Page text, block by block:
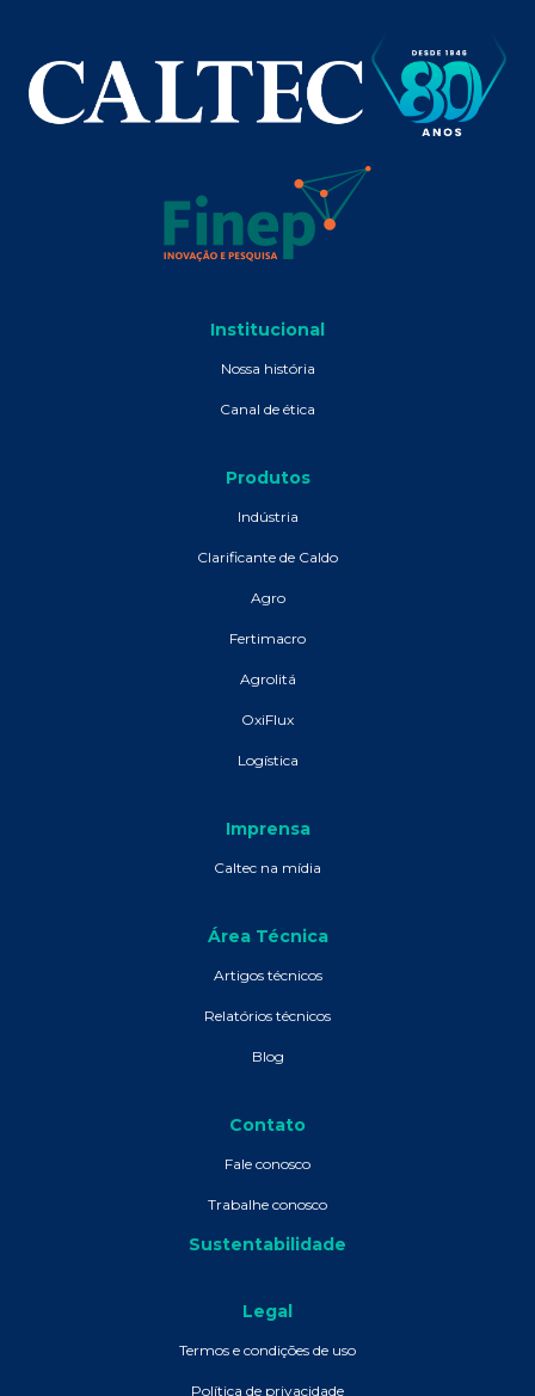
Institucional
Nossa história
Canal de ética
Produtos
Indústria
Clarificante de Caldo
Agro
Fertimacro
Agrolitá
OxiFlux
Logística
Imprensa
Caltec na mídia
Área Técnica
Artigos técnicos
Relatórios técnicos
Blog
Contato
Fale conosco
Trabalhe conosco
Sustentabilidade
Legal
Termos e condições de uso
Política de privacidade